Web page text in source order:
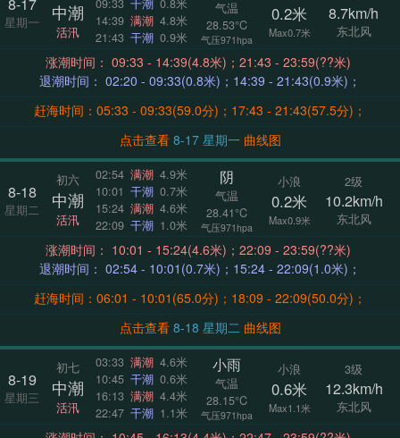
8-17
星期一 中潮
活汛
09:33 干潮 0.8米
14:39 满潮 4.8米
21:43 干潮 0.9米
气温
28.53°C
气压971hpa
0.2米
Max0.7米
8.7km/h
东北风
涨潮时间： 09:33 - 14:39(4.8米)；21:43 - 23:59(??米)
退潮时间： 02:20 - 09:33(0.8米)；14:39 - 21:43(0.9米)；
赶海时间：05:33 - 09:33(59.0分)；17:43 - 21:43(57.5分)；
点击查看
8-17 星期一 曲线图
8-18
星期二
初六
中潮
活汛
02:54 满潮 4.9米
10:01 干潮 0.7米
15:24 满潮 4.6米
22:09 干潮 1.0米
阴
气温
28.41°C
气压971hpa
小浪
0.2米
Max0.9米
2级
10.2km/h
东北风
涨潮时间： 10:01 - 15:24(4.6米)；22:09 - 23:59(??米)
退潮时间： 02:54 - 10:01(0.7米)；15:24 - 22:09(1.0米)；
赶海时间：06:01 - 10:01(65.0分)；18:09 - 22:09(50.0分)；
点击查看
8-18 星期二 曲线图
8-19
星期三
初七
中潮
活汛
03:33 满潮 4.6米
10:45 干潮 0.6米
16:13 满潮 4.4米
22:47 干潮 1.1米
小雨
气温
28.15°C
气压971hpa
小浪
0.6米
Max1.1米
3级
12.3km/h
东北风